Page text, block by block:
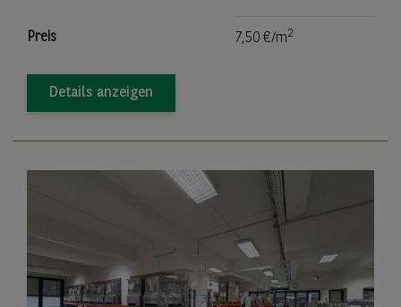
Preis 7,50 €/m2
Details anzeigen